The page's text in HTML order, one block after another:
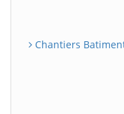
Chantiers